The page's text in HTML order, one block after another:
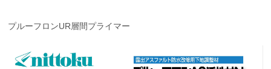
プルーフロンUR層間プライマー